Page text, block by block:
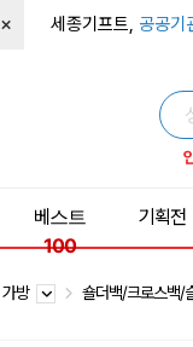
× 세종기프트, 공공기
베스트
100
기획전
가방 숄더백/크로스백/